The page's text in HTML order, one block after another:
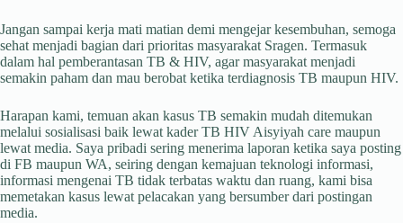
Jangan sampai kerja mati matian demi mengejar kesembuhan, semoga
sehat menjadi bagian dari prioritas masyarakat Sragen. Termasuk
dalam hal pemberantasan TB & HIV, agar masyarakat menjadi
semakin paham dan mau berobat ketika terdiagnosis TB maupun HIV.
Harapan kami, temuan akan kasus TB semakin mudah ditemukan
melalui sosialisasi baik lewat kader TB HIV Aisyiyah care maupun
lewat media. Saya pribadi sering menerima laporan ketika saya posting
di FB maupun WA, seiring dengan kemajuan teknologi informasi,
informasi mengenai TB tidak terbatas waktu dan ruang, kami bisa
memetakan kasus lewat pelacakan yang bersumber dari postingan
media.